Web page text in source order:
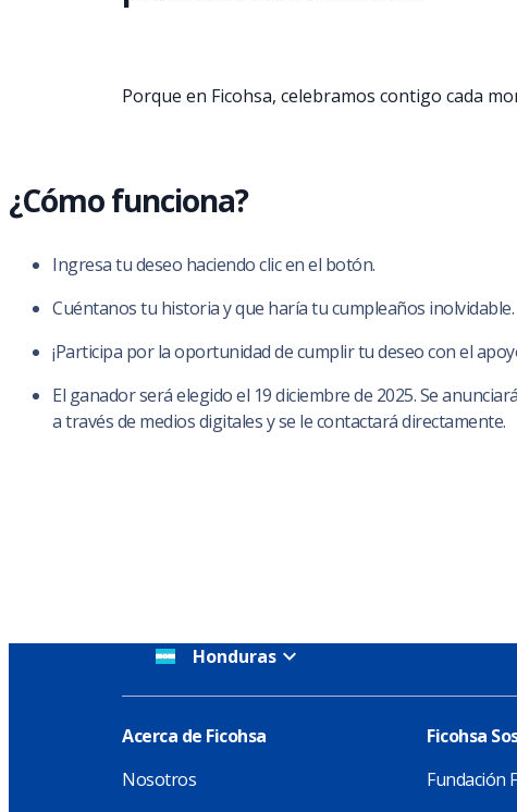
Porque en Ficohsa, celebramos contigo cada
¿Cómo funciona?
Ingresa tu deseo haciendo clic en el botón.
Cuéntanos tu historia y que haría tu cumpleaños inolvidable.
¡Participa por la oportunidad de cumplir tu deseo con el
El ganador será elegido el 19 diciembre de 2025. Se
a través de medios digitales y se le contactará directamente.
Honduras
Acerca de Ficohsa
Nosotros
Ficohsa
Fundación